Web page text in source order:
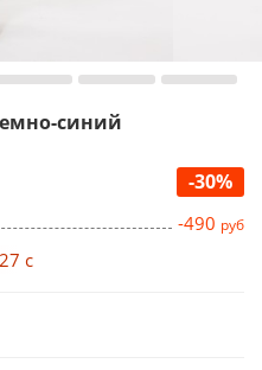
синий
-30%
-490 руб
с